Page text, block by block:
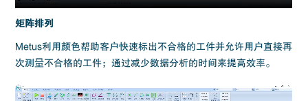
矩阵排列
Metus利用颜色帮助客户快速标出不合格的工件并允许用户直接再
次测量不合格的工件；通过减少数据分析的时间来提高效率。